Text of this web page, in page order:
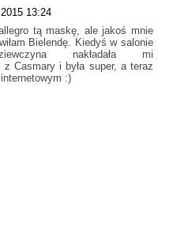
13:24
tą maskę, ale jakoś mnie
Bielendę. Kiedyś w salonie
nakładała mi
Casmary i była super, a teraz
:)